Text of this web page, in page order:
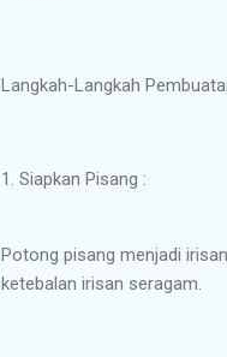
Langkah-Langkah
1. Siapkan Pisang :
Potong pisang menjadi
ketebalan irisan seragam.